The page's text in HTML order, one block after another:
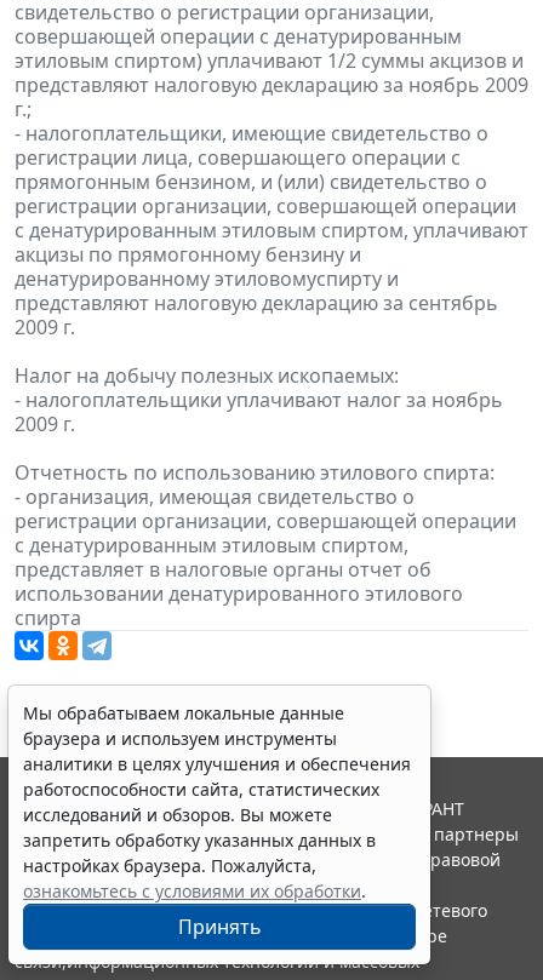
свидетельство о регистрации организации,
совершающей операции с денатурированным
этиловым спиртом) уплачивают 1/2 суммы акцизов и
представляют налоговую декларацию за ноябрь 2009
г.;
- налогоплательщики, имеющие свидетельство о
регистрации лица, совершающего операции с
прямогонным бензином, и (или) свидетельство о
регистрации организации, совершающей операции
с денатурированным этиловым спиртом, уплачивают
акцизы по прямогонному бензину и
денатурированному этиловомуспирту и
представляют налоговую декларацию за сентябрь
2009 г.
Налог на добычу полезных ископаемых:
- налогоплательщики уплачивают налог за ноябрь
2009 г.
Отчетность по использованию этилового спирта:
- организация, имеющая свидетельство о
регистрации организации, совершающей операции
с денатурированным этиловым спиртом,
представляет в налоговые органы отчет об
использовании денатурированного этилового
спирта
Мы обрабатываем локальные данные
браузера и используем инструменты
аналитики в целях улучшения и обеспечения
работоспособности сайта, статистических
исследований и обзоров. Вы можете
запретить обработку указанных данных в
настройках браузера. Пожалуйста,
ознакомьтесь с условиями их обработки.
Принять
© ООО "НПП "ГАРАНТ-СЕРВИС", 2026. Система ГАРАНТ
выпускается с 1990 года. Компания "Гарант" и ее партнеры
являются участниками Российской ассоциации правовой
информации ГАРАНТ.
Портал ГАРАНТ.РУ зарегистрирован в качестве сетевого
издания Федеральной службой по надзору в сфере
связи,информационных технологий и массовых